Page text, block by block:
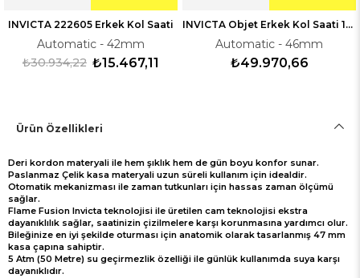
INVICTA 222605 Erkek Kol Saati
Automatic - 42mm
₺15.467,11
₺30.934,22
INVICTA Objet Erkek Kol Saati 138387
Automatic - 46mm
₺49.970,66
Ürün Özellikleri
Deri kordon materyali ile hem şıklık hem de gün boyu konfor sunar.
Paslanmaz Çelik kasa materyali uzun süreli kullanım için idealdir.
Otomatik mekanizması ile zaman tutkunları için hassas zaman ölçümü
sağlar.
Flame Fusion Invicta teknolojisi ile üretilen cam teknolojisi ekstra
dayanıklılık sağlar, saatinizin çizilmelere karşı korunmasına yardımcı olur.
Bileğinize en iyi şekilde oturması için anatomik olarak tasarlanmış 47 mm
kasa çapına sahiptir.
5 Atm (50 Metre) su geçirmezlik özelliği ile günlük kullanımda suya karşı
dayanıklıdır.